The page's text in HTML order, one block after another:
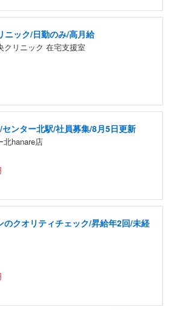
ニック/日勤のみ/高月給
クリニック 在宅支援室
ンター北駅/社員募集/8月5日更新
北hanare店
のクオリティチェック/昇給年2回/未経